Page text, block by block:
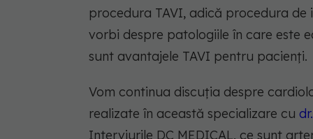
procedura TAVI, adică procedura
vorbi despre patologiile în care este
sunt avantajele TAVI pentru pacienți.
Vom continua discuția despre
realizate în această specializare cu
Interviurile DC MEDICAL, ce sunt